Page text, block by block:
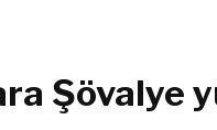
Şövalye